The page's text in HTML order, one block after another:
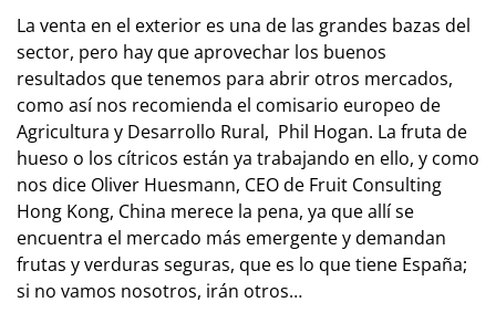
La venta en el exterior es una de las grandes bazas del
sector, pero hay que aprovechar los buenos
resultados que tenemos para abrir otros mercados,
como así nos recomienda el comisario europeo de
Agricultura y Desarrollo Rural, Phil Hogan. La fruta de
hueso o los cítricos están ya trabajando en ello, y como
nos dice Oliver Huesmann, CEO de Fruit Consulting
Hong Kong, China merece la pena, ya que allí se
encuentra el mercado más emergente y demandan
frutas y verduras seguras, que es lo que tiene España;
si no vamos nosotros, irán otros…